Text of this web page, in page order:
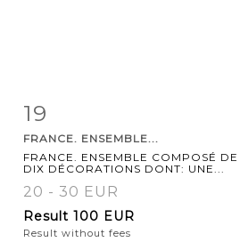
Item detail
19
FRANCE. ENSEMBLE...
FRANCE. ENSEMBLE COMPOSÉ DE
DIX DÉCORATIONS DONT: UNE...
20 - 30 EUR
Result 100 EUR
Result without fees